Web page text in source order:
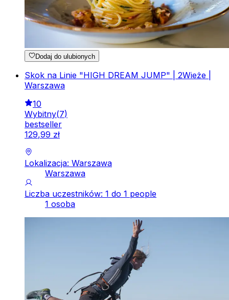
Dodaj do ulubionych
Skok na Linie "HIGH DREAM JUMP" | 2Wieże |
Warszawa
10
Wybitny(7)
bestseller
129,99 zł
Lokalizacja: Warszawa
Warszawa
Liczba uczestników: 1 do 1 people
1 osoba